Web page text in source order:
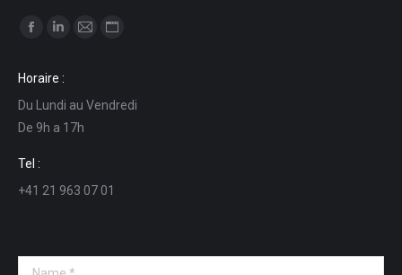
Find us on:
opens
in
new
window
opens
in
new
in
in
Horaire :
Du Lundi au Vendredi
De 9h a 17h
Tel :
+41 21 963 07 01
Name *